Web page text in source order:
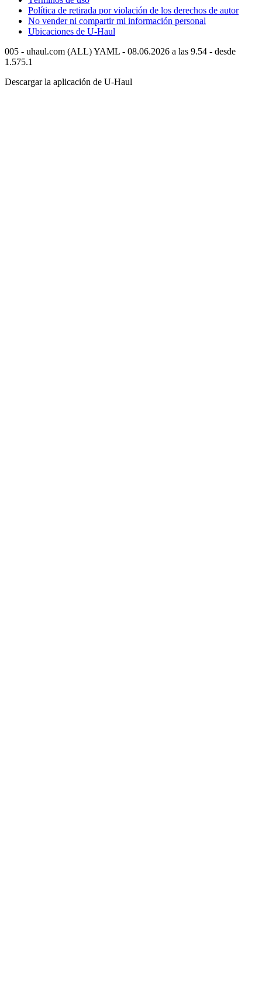
Política de retirada por violación de los derechos de autor
No vender ni compartir mi información personal
Ubicaciones de U-Haul
005 - uhaul.com (ALL) YAML - 08.06.2026 a las 9.54 - desde
1.575.1
Descargar la aplicación de U-Haul